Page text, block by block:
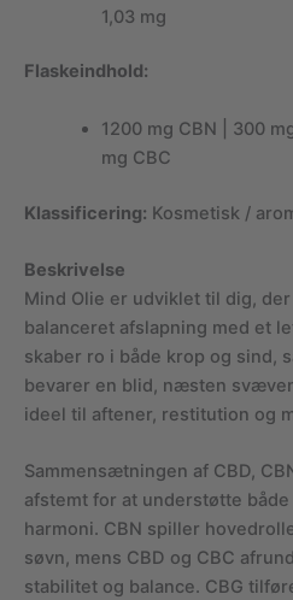
1,03 mg
Flaskeindhold:
1200 mg CBN | 300
mg CBC
Klassificering: Kosmetisk /
Beskrivelse
Mind Olie er udviklet til dig,
balanceret afslapning med et
skaber ro i både krop og sind,
bevarer en blid, næsten
ideel til aftener, restitution og
Sammensætningen af CBD,
afstemt for at understøtte
harmoni. CBN spiller
søvn, mens CBD og CBC
stabilitet og balance. CBG